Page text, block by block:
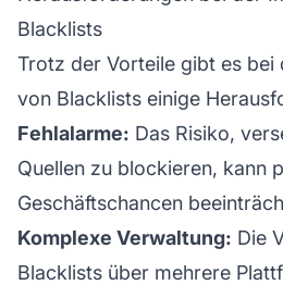
Blacklists
Trotz der Vorteile gibt es bei
von Blacklists einige
Fehlalarme: Das Risiko,
Quellen zu blockieren, kann
Geschäftschancen
Komplexe Verwaltung: Die
Blacklists über mehrere